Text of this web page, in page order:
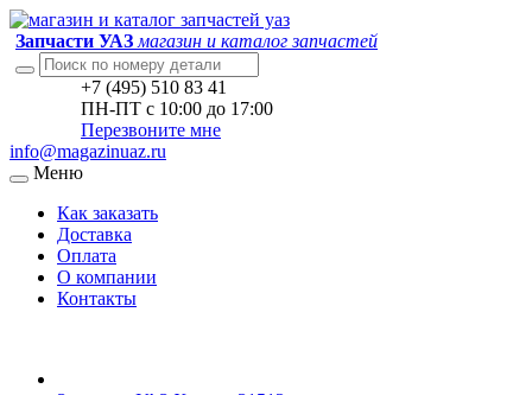
Запчасти УАЗ магазин и каталог запчастей
+7 (495) 510 83 41
ПН-ПТ с 10:00 до 17:00
Перезвоните мне
info@magazinuaz.ru
Меню
Как заказать
Доставка
Оплата
О компании
Контакты